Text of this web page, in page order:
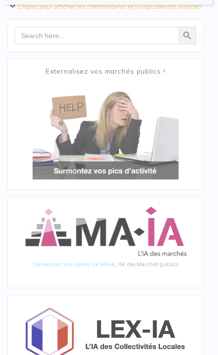
Cliquez pour afficher les commentaires et jurisprudences associés
Search Search Button
Externalisez vos marchés publics !
Demandez une démo de MA-IA, l'IA des Marchés publics